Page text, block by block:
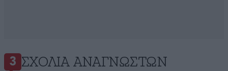
3 ΣΧΌΛΙΑ ΑΝΑΓΝΩΣΤΏΝ